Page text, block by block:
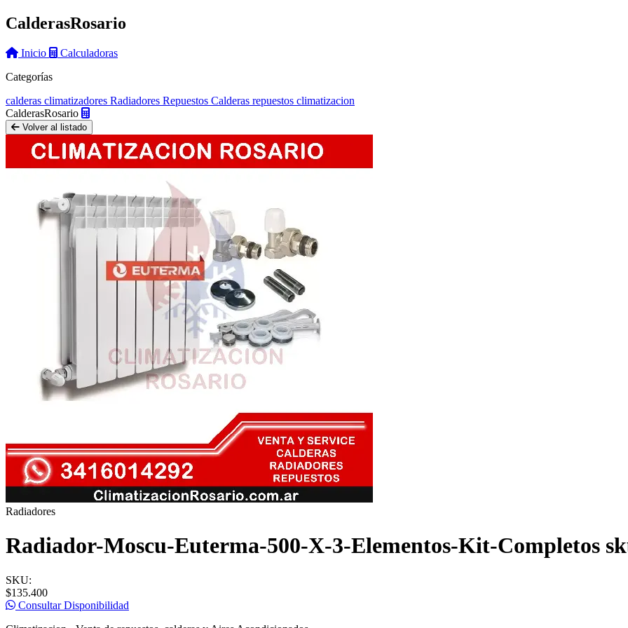
CalderasRosario
Inicio
Calculadoras
Categorías
calderas climatizadores Radiadores Repuestos Calderas repuestos climatizacion
CalderasRosario
Volver al listado
Radiadores
Radiador-Moscu-Euterma-500-X-3-Elementos-Kit-Completos
SKU:
$135.400
Consultar Disponibilidad